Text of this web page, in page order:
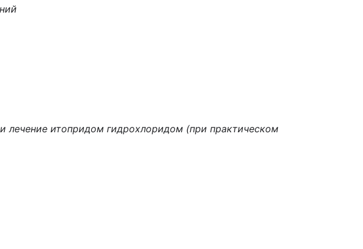
лечение итопридом гидрохлоридом (при практическом